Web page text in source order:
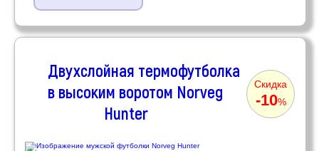
Двухслойная термофутболка
в высоким воротом Norveg
Hunter
Скидка
-10%